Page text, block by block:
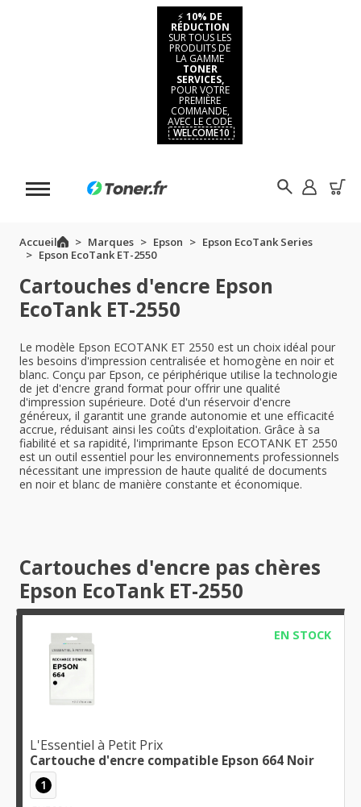
⚡ 10% DE
RÉDUCTION
SUR TOUS LES
PRODUITS DE
LA GAMME
TONER
SERVICES,
POUR VOTRE
PREMIÈRE
COMMANDE,
AVEC LE CODE
WELCOME10
Accueil Marques Epson
Epson EcoTank Series
Epson EcoTank ET-2550
Cartouches d'encre Epson
EcoTank ET-2550
Le modèle Epson ECOTANK ET 2550 est un choix idéal pour
les besoins d'impression centralisée et homogène en noir et
blanc. Conçu par Epson, ce périphérique utilise la technologie
de jet d'encre grand format pour offrir une qualité
d'impression supérieure. Doté d'un réservoir d'encre
généreux, il garantit une grande autonomie et une efficacité
accrue, réduisant ainsi les coûts d'exploitation. Grâce à sa
fiabilité et sa rapidité, l'imprimante Epson ECOTANK ET 2550
est un outil essentiel pour les environnements professionnels
nécessitant une impression de haute qualité de documents
en noir et blanc de manière constante et économique.
Cartouches d'encre pas chères
Epson EcoTank ET-2550
EN STOCK
L'Essentiel à Petit Prix
Cartouche d'encre compatible Epson 664 Noir
1